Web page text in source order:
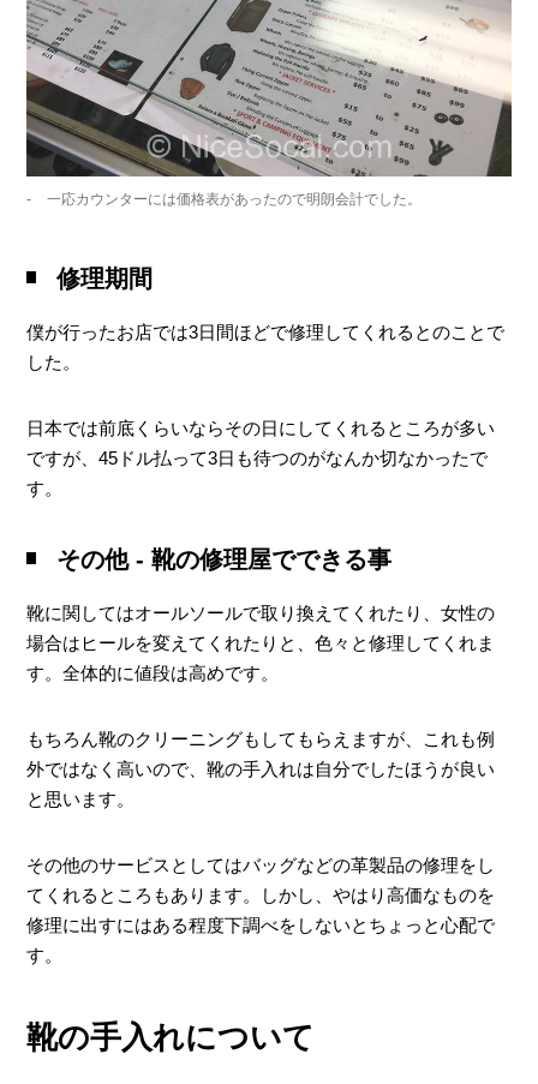
一応カウンターには価格表があったので明朗会計でした。
修理期間
僕が行ったお店では3日間ほどで修理してくれるとのことで
した。
日本では前底くらいならその日にしてくれるところが多い
ですが、45ドル払って3日も待つのがなんか切なかったで
す。
その他 ‐ 靴の修理屋でできる事
靴に関してはオールソールで取り換えてくれたり、女性の
場合はヒールを変えてくれたりと、色々と修理してくれま
す。全体的に値段は高めです。
もちろん靴のクリーニングもしてもらえますが、これも例
外ではなく高いので、靴の手入れは自分でしたほうが良い
と思います。
その他のサービスとしてはバッグなどの革製品の修理をし
てくれるところもあります。しかし、やはり高価なものを
修理に出すにはある程度下調べをしないとちょっと心配で
す。
靴の手入れについて